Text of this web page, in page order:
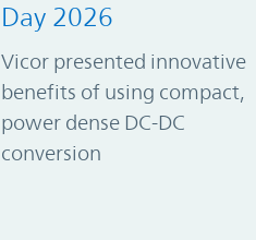
Day 2026
Vicor presented innovative
benefits of using compact,
power dense DC-DC
conversion